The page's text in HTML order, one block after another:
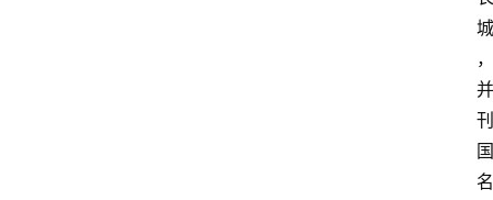
城
，
并
刊
国
名